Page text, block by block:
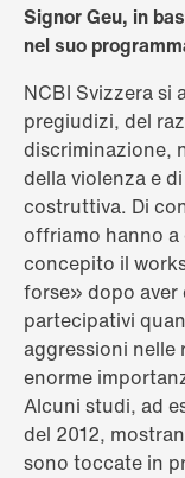
Signor Geu, in
nel suo
NCBI Svizzera si
pregiudizi, del
discriminazione,
della violenza e
costruttiva. Di
offriamo hanno
concepito il
forse» dopo
partecipativi
aggressioni nelle
enorme
Alcuni studi, ad
del 2012,
sono toccate in